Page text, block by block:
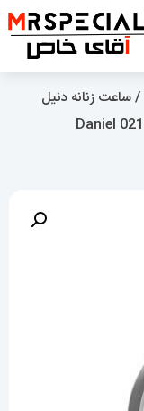
/ ساعت زنانه دنیل
ولینگتون مینی استیل صفحه بیضی سفید 021556 Daniel